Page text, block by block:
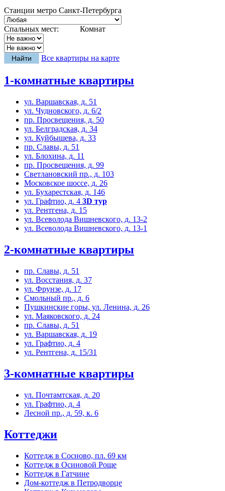
Станции метро Санкт-Петербурга
Спальных мест: Комнат
Все квартиры на карте
1-комнатные квартиры
ул. Варшавская, д. 51
ул. Чудновского, д. 6/2
пр. Просвещения, д. 50
ул. Белградская, д. 34
ул. Куйбышева, д. 33
пр. Славы, д. 51
ул. Блохина, д. 11
пр. Просвещения, д. 99
Светлановский пр., д. 103
Московское шоссе, д. 26
ул. Бухарестская, д. 146
ул. Графтио, д. 4 3D тур
ул. Рентгена, д. 15
ул. Всеволода Вишневского, д. 13-2
ул. Всеволода Вишневского, д. 13-1
2-комнатные квартиры
пр. Славы, д. 51
ул. Восстания, д. 37
ул. Фрунзе, д. 17
Смольный пр., д. 6
Пушкинские горы, ул. Ленина, д. 26
ул. Маяковского, д. 24
пр. Славы, д. 51
ул. Варшавская, д. 19
ул. Графтио, д. 4
ул. Рентгена, д. 15/31
3-комнатные квартиры
ул. Почтамтская, д. 20
ул. Графтио, д. 4
Лесной пр., д. 59, к. 6
Коттеджи
Коттедж в Сосново, пл. 69 км
Коттедж в Осиновой Роще
Коттедж в Гатчине
Дом-коттедж в Петродворце